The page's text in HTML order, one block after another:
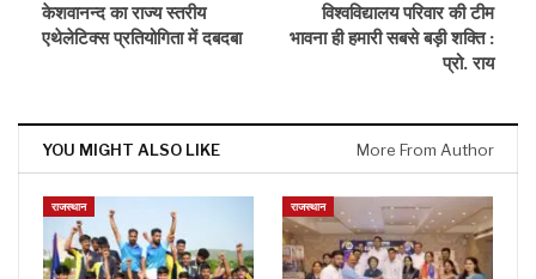
केशवानन्द का राज्य स्तरीय
एथेलेटिक्स प्रतियोगिता में दबदबा
विश्वविद्यालय परिवार की टीम
भावना ही हमारी सबसे बड़ी शक्ति :
प्रो. राय
YOU MIGHT ALSO LIKE More From Author
राजस्थान राजस्थान